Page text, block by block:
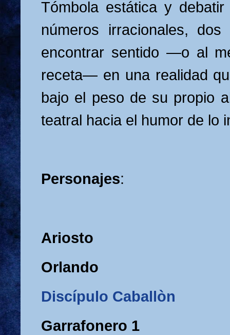
Tómbola estática y
números irracionales, dos
encontrar sentido —o al
receta— en una realidad
bajo el peso de su propio
teatral hacia el humor de lo
Personajes:
Ariosto
Orlando
Discípulo Caballòn
Garrafonero 1